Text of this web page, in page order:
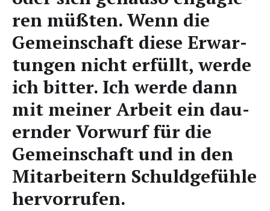
ren müß­ten. Wenn die
Gemein­schaft die­se Erwar­
tun­gen nicht erfüllt, wer­de
ich bit­ter. Ich wer­de dann
mit mei­ner Arbeit ein dau­
ern­der Vor­wurf für die
Gemein­schaft und in den
Mit­ar­bei­tern Schuld­ge­füh­le
hervorrufen.